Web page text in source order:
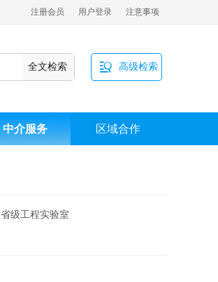
注意事项
用户登录
注册会员
全文检索  高级检索
中介服务 区域合作
省级工程实验室